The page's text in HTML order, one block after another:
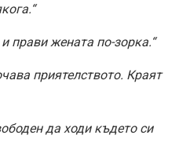
прави жената по-зорка.“
приятелството. Краят
да ходи където си